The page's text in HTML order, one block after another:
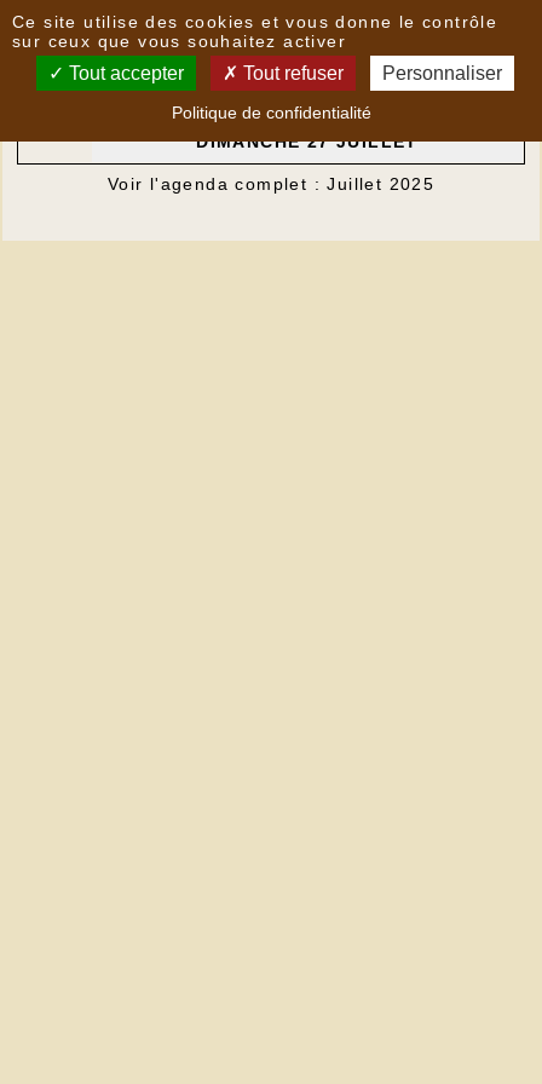
Agenda du Dimanche 27 Juillet 2025
LA BIBLIOTHÈQUE SERA FERMÉE LE
DIMANCHE 27 JUILLET
Voir l'agenda complet : Juillet 2025
Ce site utilise des cookies et vous donne le contrôle
sur ceux que vous souhaitez activer
Tout accepter Tout refuser Personnaliser
Politique de confidentialité